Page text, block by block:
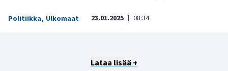
Politiikka, Ulkomaat 23.01.2025 | 08:34
Lataa lisää +